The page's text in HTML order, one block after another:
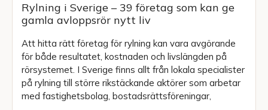
Rylning i Sverige – 39 företag som kan ge
gamla avloppsrör nytt liv
Att hitta rätt företag för rylning kan vara avgörande
för både resultatet, kostnaden och livslängden på
rörsystemet. I Sverige finns allt från lokala specialister
på rylning till större rikstäckande aktörer som arbetar
med fastighetsbolag, bostadsrättsföreningar,